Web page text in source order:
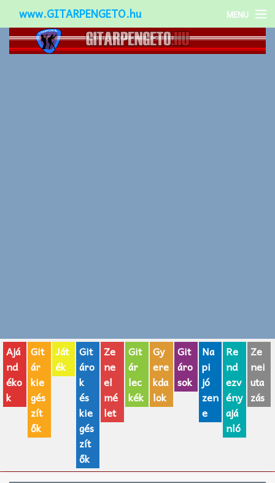
www.GITARPENGETO.hu MENU
Népszerű-
AJÁNDÉK ÖTLETEK
Vicces
GITÁR MÁRKÁK
TOP100 nóta
Ajá
nd
éko
k
Git
ár
kie
gés
zít
ők
Ját
ék
Git
áro
k
és
kie
gés
zít
ők
Ze
ne
el
mé
let
Git
ár
lec
kék
Gy
ere
kda
lok
Git
áro
sok
Na
pi
jó
zen
e
Re
nd
ezv
ény
ajá
nló
Ze
nei
uta
zás